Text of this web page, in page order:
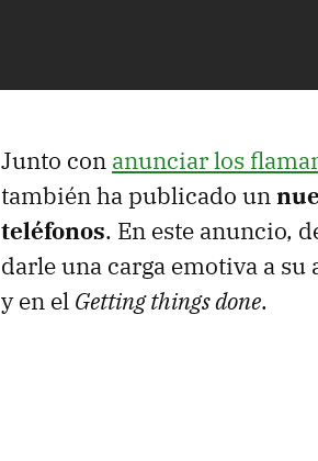
Junto con anunciar los
también ha publicado un
teléfonos. En este anuncio,
darle una carga emotiva a
y en el Getting things done.